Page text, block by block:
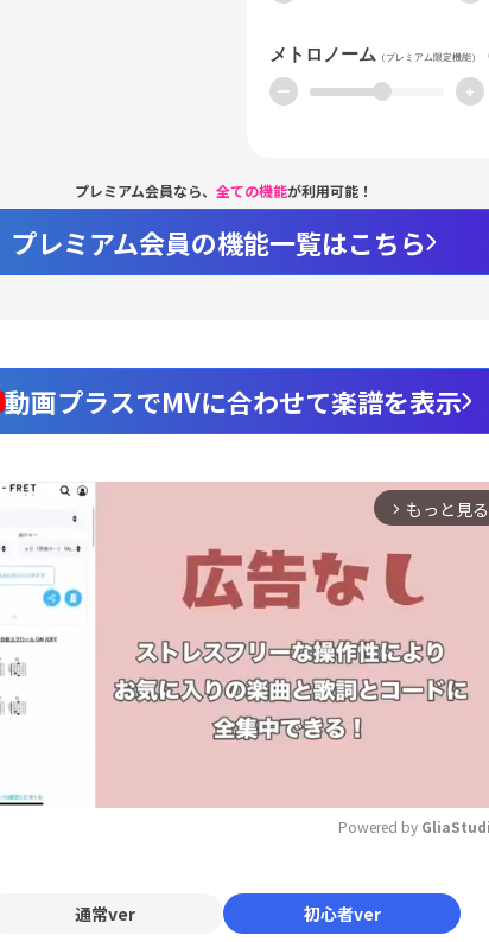
メトロノーム （プレミアム限定機能）
ー +
プレミアム会員なら、 全ての機能が利用可能！
プレミアム会員の機能一覧はこちら
動画プラスでMVに合わせて楽譜を表示
arrow_forward_ios もっと見る
Mute
Powered by
通常ver 初心者ver